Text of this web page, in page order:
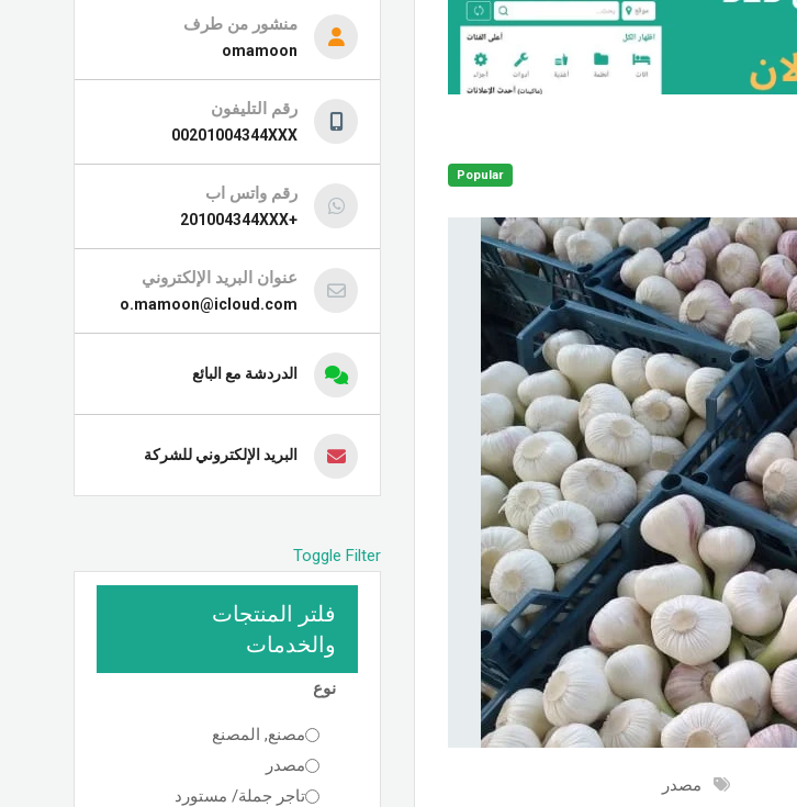
Popular
مصدر
منشور من طرف
omamoon
رقم التليفون
00201004344XXX
رقم واتس اب
+201004344XXX
عنوان البريد الإلكتروني
o.mamoon@icloud.com
الدردشة مع البائع
البريد الإلكتروني للشركة
Toggle Filter
فلتر المنتجات
والخدمات
نوع
مصنع, المصنع
مصدر
تاجر جملة/ مستورد